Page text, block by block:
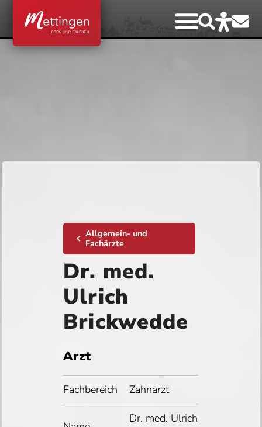
Allgemein- und
Fachärzte
Dr. med.
Ulrich
Brickwedde
Arzt
Fachbereich Zahnarzt
Dr. med. Ulrich